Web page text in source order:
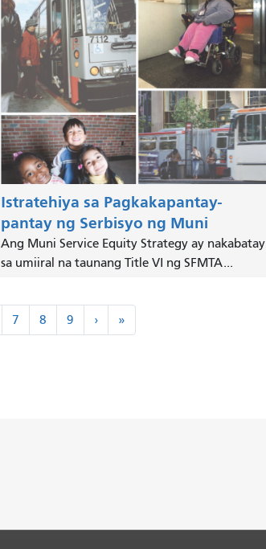
Istratehiya sa Pagkakapantay-
pantay ng Serbisyo ng Muni
Ang Muni Service Equity Strategy ay nakabatay
sa umiiral na taunang Title VI ng SFMTA...
7 8 9 ›Susunod
›
»
»